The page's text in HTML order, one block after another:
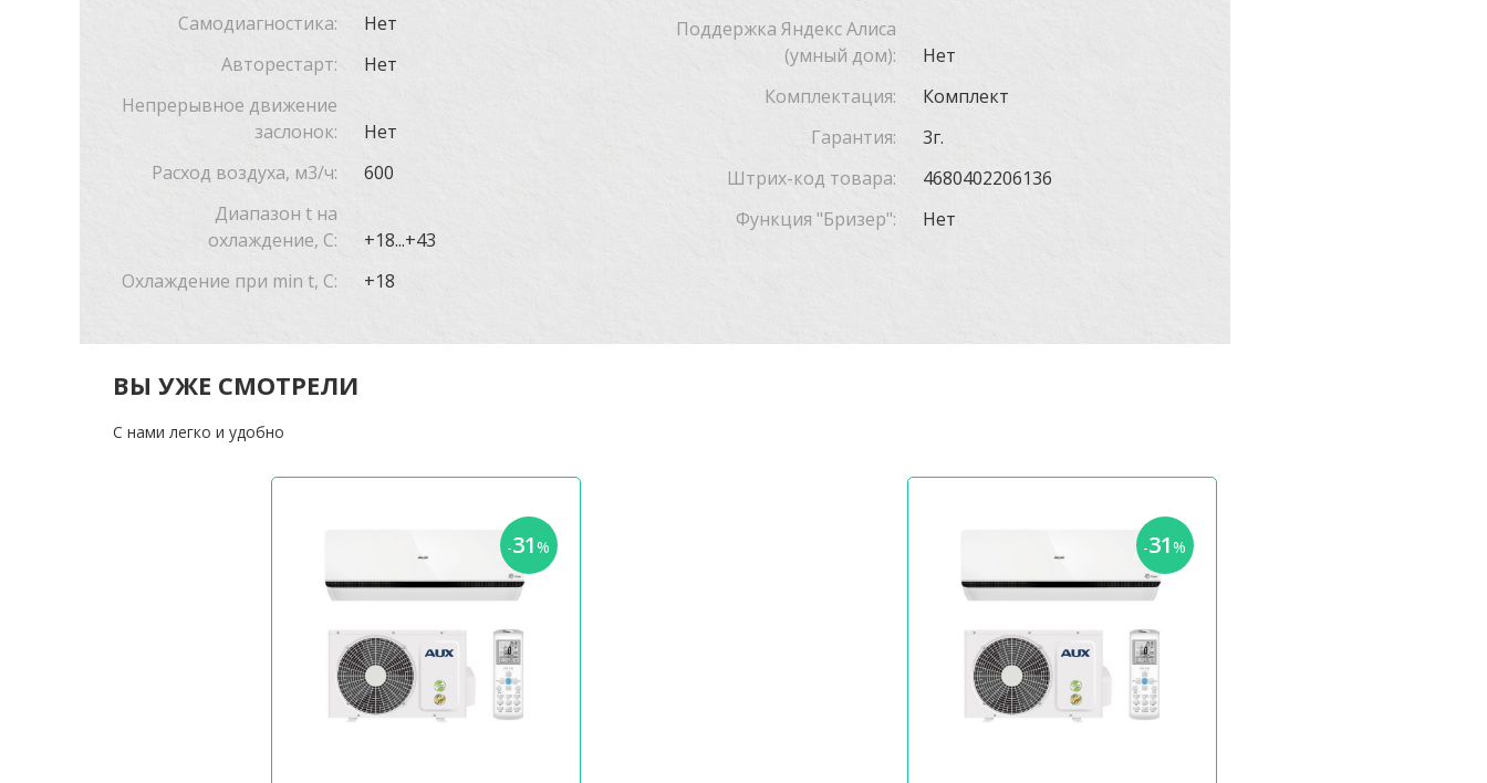
Самодиагностика:
Нет
Авторестарт:
Нет
Непрерывное движение
заслонок:
Нет
Расход воздуха, м3/ч:
600
Диапазон t на
охлаждение, С:
+18...+43
Охлаждение при min t, С:
+18
Поддержка Яндекс Алиса
(умный дом):
Нет
Комплектация:
Комплект
Гарантия:
3г.
Штрих-код товара:
4680402206136
Функция "Бризер":
Нет
ВЫ УЖЕ СМОТРЕЛИ
С нами легко и удобно
-31% -31%